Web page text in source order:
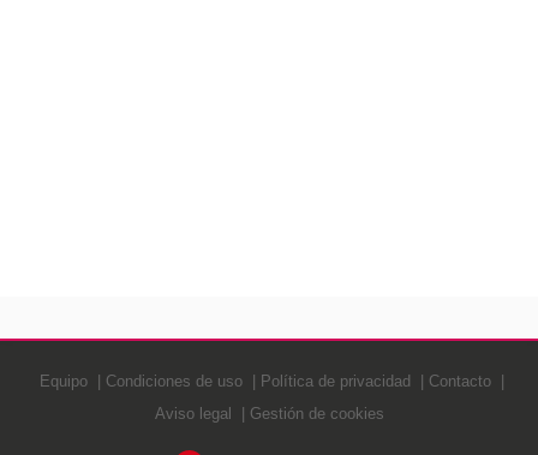
Equipo Condiciones de uso Política de privacidad
Contacto
Aviso legal
Gestión de cookies